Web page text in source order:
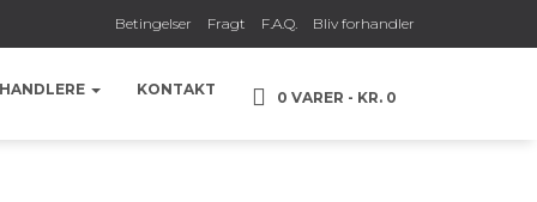
Betingelser Fragt F.A.Q. Bliv forhandler
KONTAKT 0 VARER KR. 0